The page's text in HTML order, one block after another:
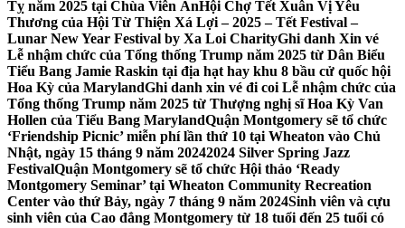
Tỵ năm 2025 tại Chùa Viên ÂnHội Chợ Tết Xuân Vị Yêu
Thương của Hội Từ Thiện Xá Lợi – 2025 – Tết Festival –
Lunar New Year Festival by Xa Loi CharityGhi danh Xin vé
Lễ nhậm chức của Tổng thống Trump năm 2025 từ Dân Biểu
Tiểu Bang Jamie Raskin tại địa hạt hay khu 8 bầu cử quốc hội
Hoa Kỳ của MarylandGhi danh xin vé đi coi Lễ nhậm chức của
Tổng thống Trump năm 2025 từ Thượng nghị sĩ Hoa Kỳ Van
Hollen của Tiểu Bang MarylandQuận Montgomery sẽ tổ chức
‘Friendship Picnic’ miễn phí lần thứ 10 tại Wheaton vào Chủ
Nhật, ngày 15 tháng 9 năm 20242024 Silver Spring Jazz
FestivalQuận Montgomery sẽ tổ chức Hội thảo ‘Ready
Montgomery Seminar’ tại Wheaton Community Recreation
Center vào thứ Bảy, ngày 7 tháng 9 năm 2024Sinh viên và cựu
sinh viên của Cao đẳng Montgomery từ 18 tuổi đến 25 tuổi có